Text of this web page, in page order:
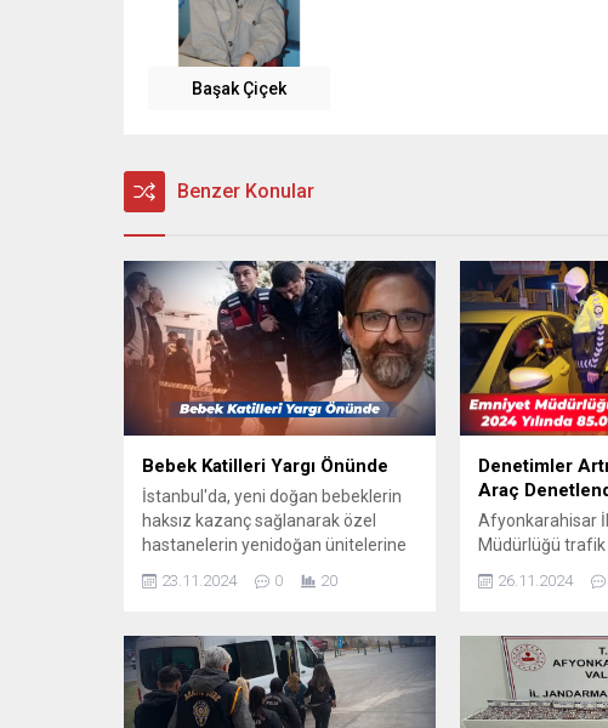
Başak Çiçek
Benzer Konular
Bebek Katilleri Yargı Önünde
İstanbul'da, yeni doğan bebeklerin
haksız kazanç sağlanarak özel
hastanelerin yenidoğan ünitelerine
sevk edilmesi ve bu süreçteki
kusurlu davranışlar nediyle...
23.11.2024 0 20
Denetimler
Araç
Afyonkarahisar
Müdürlüğü
artırdı. 2024 yılı
güvenliğini
26.11.2024